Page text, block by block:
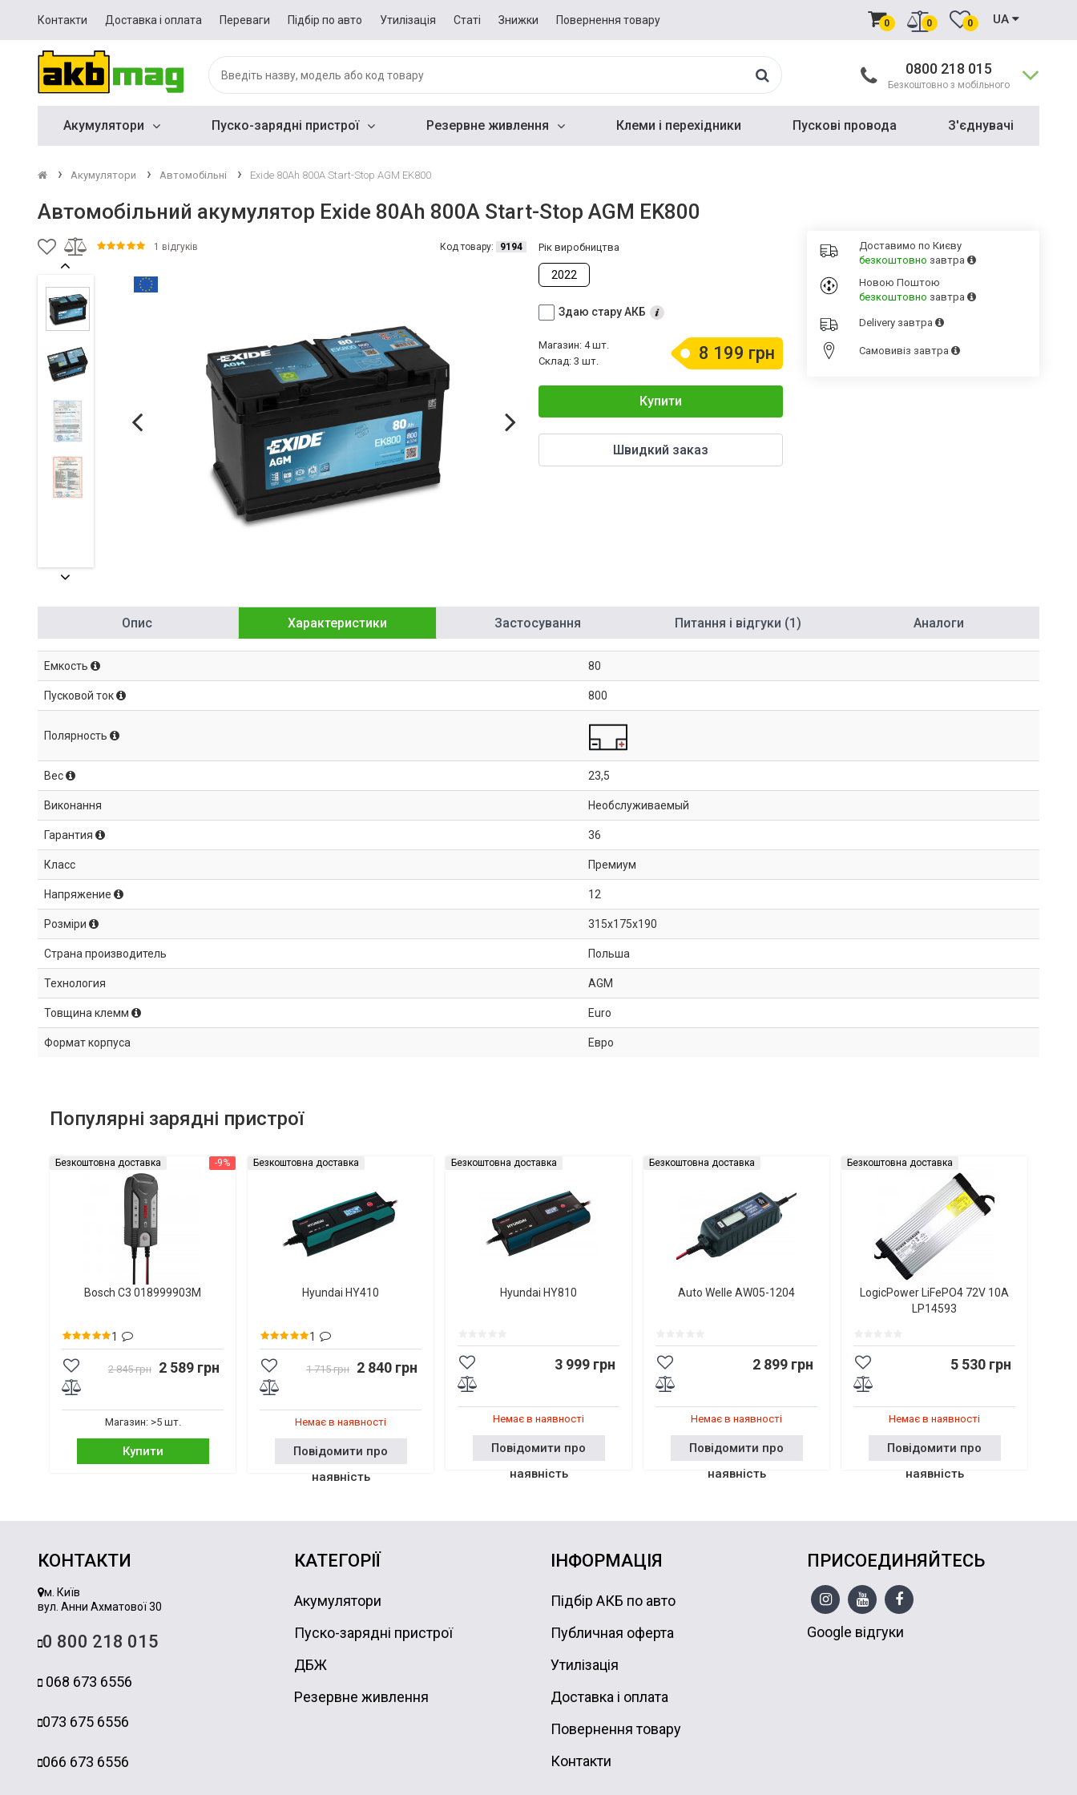
Контакти Доставка і оплата Переваги Підбір по авто Утилізація Статі Знижки Повернення товару 0 0 0 UA
0800 218 015
Безкоштовно з мобільного
Акумулятори Пуско-зарядні пристрої Резервне живлення Клеми і перехідники Пускові провода З'єднувачі
Акумулятори Автомобільні Exide 80Ah 800A Start-Stop AGM EK800
Автомобільний акумулятор Exide 80Ah 800A Start-Stop AGM EK800
1 відгуків Код товару: 9194 Рік виробництва
2022
Здаю стару АКБ
8 199 грн
Магазин: 4 шт.
Склад: 3 шт.
Купити
Швидкий заказ
Доставимо по Києву
безкоштовно завтра
Новою Поштою
безкоштовно завтра
Delivery завтра
Cамовивіз завтра
Опис Характеристики Застосування Питання і відгуки (1) Аналоги
Емкость 80
Пусковой ток 800
Полярность
Вес 23,5
Виконання Необслуживаемый
Гарантия 36
Класс Премиум
Напряжение 12
Розміри 315x175x190
Страна производитель Польша
Технология AGM
Товщина клемм Euro
Формат корпуса Евро
Популярні зарядні пристрої
-9%
Безкоштовна доставка
Bosch C3 018999903M
1
2 845 грн 2 589 грн
Магазин: >5 шт.
Купити
Безкоштовна доставка
Hyundai HY410
1
1 715 грн 2 840 грн
Немає в наявності
Повідомити про
наявність
Безкоштовна доставка
Hyundai HY810
3 999 грн
Немає в наявності
Повідомити про
наявність
Безкоштовна доставка
Auto Welle AW05-1204
2 899 грн
Немає в наявності
Повідомити про
наявність
Безкоштовна доставка
LogicPower LiFePO4 72V 10A
LP14593
5 530 грн
Немає в наявності
Повідомити про
наявність
КОНТАКТИ
м. Київ
вул. Анни Ахматової 30
0 800 218 015
068 673 6556
073 675 6556
066 673 6556
КАТЕГОРІЇ
Акумулятори
Пуско-зарядні пристрої
ДБЖ
Резервне живлення
ІНФОРМАЦІЯ
Підбір АКБ по авто
Публичная оферта
Утилізація
Доставка і оплата
Повернення товару
Контакти
ПРИСОЕДИНЯЙТЕСЬ
Google відгуки